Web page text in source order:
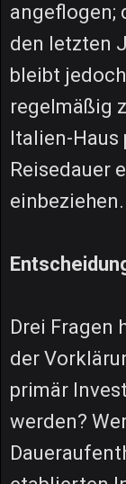
angeflogen;
den letzten
bleibt
regelmäßig
Italien-Haus
Reisedauer
einbeziehen.
Drei Fragen
der
primär
werden?